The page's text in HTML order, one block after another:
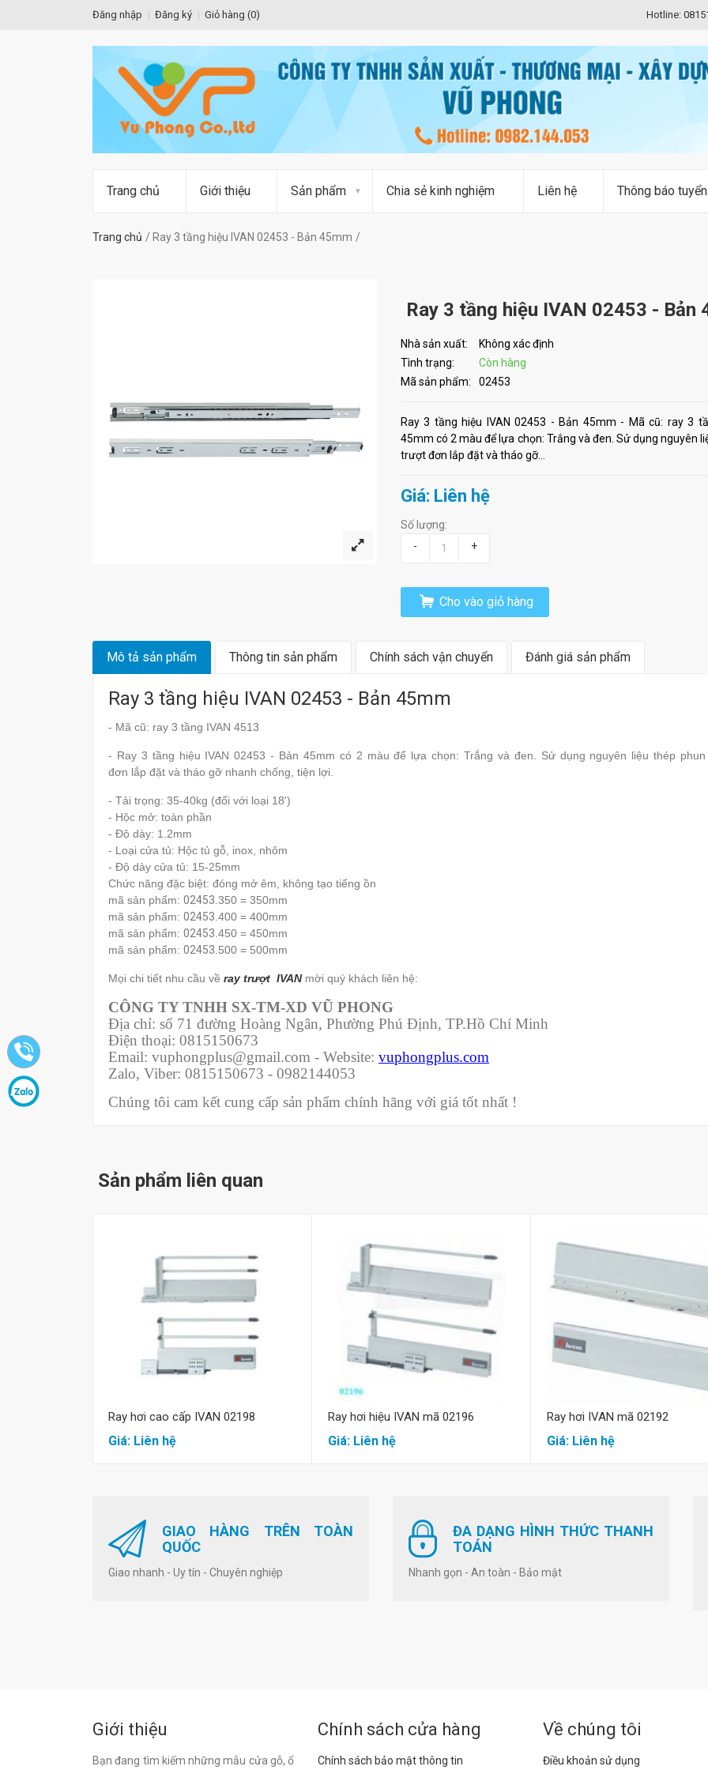
Đăng nhập Đăng ký Giỏ hàng (0) Hotline:
Trang chủ Giới thiệu Sản phẩm Chia sẻ kinh nghiệm Liên hệ Thông báo
Trang chủ Ray 3 tầng hiệu IVAN 02453 - Bản 45mm
Ray 3 tầng hiệu IVAN 02453 - Bản
Nhà sản xuất:
Không xác định
Tình trạng:
Còn hàng
Mã sản phẩm:
02453
Ray 3 tầng hiệu IVAN 02453 - Bản 45mm - Mã cũ: ray 3
45mm có 2 màu để lựa chọn: Trắng và đen. Sử dụng nguyên
trượt đơn lắp đặt và tháo gỡ...
Giá: Liên hệ
Số lượng:
-
+
Cho vào giỏ hàng
Mô tả sản phẩm Thông tin sản phẩm Chính sách vận chuyển Đánh giá sản phẩm
Ray 3 tầng hiệu IVAN 02453 - Bản 45mm
- Mã cũ: ray 3 tầng IVAN 4513
- Ray 3 tầng hiệu IVAN 02453 - Bản 45mm có 2 màu để lựa chọn: Trắng và đen. Sử dụng nguyên liệu thép
đơn lắp đặt và tháo gỡ nhanh chống, tiện lợi.
- Tải trọng: 35-40kg (đối với loại 18')
- Hộc mở: toàn phần
- Độ dày: 1.2mm
- Loại cửa tủ: Hộc tủ gỗ, inox, nhôm
- Độ dày cửa tủ: 15-25mm
Chức năng đặc biệt: đóng mở êm, không tạo tiếng ồn
mã sản phẩm: 02453.350 = 350mm
mã sản phẩm: 02453.400 = 400mm
mã sản phẩm: 02453.450 = 450mm
mã sản phẩm: 02453.500 = 500mm
Mọi chi tiết nhu cầu về ray trượt IVAN mời quý khách liên hệ:
CÔNG TY TNHH SX-TM-XD VŨ PHONG
Địa chỉ: số 71 đường Hoàng Ngân, Phường Phú Định, TP.Hồ Chí Minh
Điện thoại: 0815150673
Email: vuphongplus@gmail.com - Website: vuphongplus.com
Zalo, Viber: 0815150673 - 0982144053
Chúng tôi cam kết cung cấp sản phẩm chính hãng với giá tốt nhất !
Sản phẩm liên quan
Mua hàng
Ray hơi cao cấp IVAN 02198
Giá: Liên hệ
Mua hàng
Ray hơi hiệu IVAN mã 02196
Giá: Liên hệ
Mua hàng
Ray hơi IVAN mã 02192
Giá: Liên hệ
GIAO HÀNG TRÊN TOÀN
QUỐC
Giao nhanh - Uy tín - Chuyên nghiệp
ĐA DẠNG HÌNH THỨC THANH
TOÁN
Nhanh gọn - An toàn - Bảo mật
Giới thiệu
Bạn đang tìm kiếm những mẫu cửa gỗ, ổ
Chính sách cửa hàng
Chính sách bảo mật thông tin
Về chúng tôi
Điều khoản sử dụng